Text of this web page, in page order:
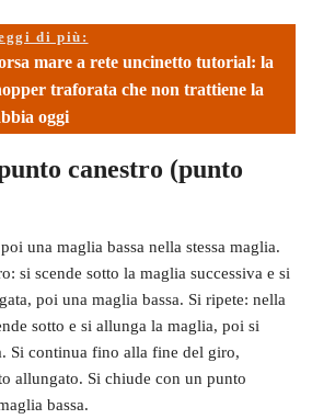
di più:
mare a rete uncinetto tutorial: la
traforata che non trattiene la
oggi
canestro (punto
una maglia bassa nella stessa maglia.
si scende sotto la maglia successiva e si
poi una maglia bassa. Si ripete: nella
sotto e si allunga la maglia, poi si
Si continua fino alla fine del giro,
allungato. Si chiude con un punto
bassa.